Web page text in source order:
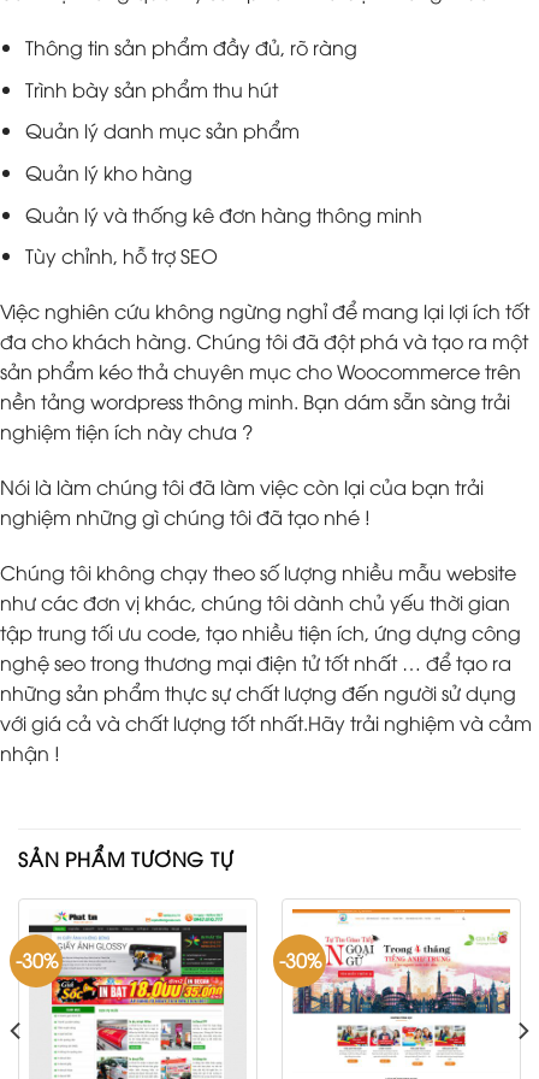
Thông tin sản phẩm đầy đủ, rõ ràng
Trình bày sản phẩm thu hút
Quản lý danh mục sản phẩm
Quản lý kho hàng
Quản lý và thống kê đơn hàng thông minh
Tùy chỉnh, hỗ trợ SEO
Việc nghiên cứu không ngừng nghỉ để mang lại lợi ích tốt
đa cho khách hàng. Chúng tôi đã đột phá và tạo ra một
sản phẩm kéo thả chuyên mục cho Woocommerce trên
nền tảng wordpress thông minh. Bạn dám sẵn sàng trải
nghiệm tiện ích này chưa ?
Nói là làm chúng tôi đã làm việc còn lại của bạn trải
nghiệm những gì chúng tôi đã tạo nhé !
Chúng tôi không chạy theo số lượng nhiều mẫu website
như các đơn vị khác, chúng tôi dành chủ yếu thời gian
tập trung tối ưu code, tạo nhiều tiện ích, ứng dựng công
nghệ seo trong thương mại điện tử tốt nhất … để tạo ra
những sản phẩm thực sự chất lượng đến người sử dụng
với giá cả và chất lượng tốt nhất.Hãy trải nghiệm và cảm
nhận !
SẢN PHẨM TƯƠNG TỰ
-30% -30%